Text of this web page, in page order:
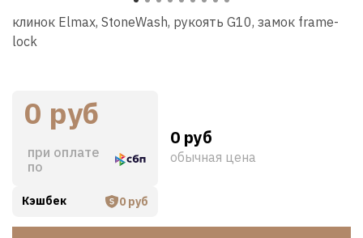
клинок Elmax, StoneWash, рукоять G10, замок frame-
lock
0 руб
при оплате
по
Кэшбек 0 руб
0 руб
обычная цена